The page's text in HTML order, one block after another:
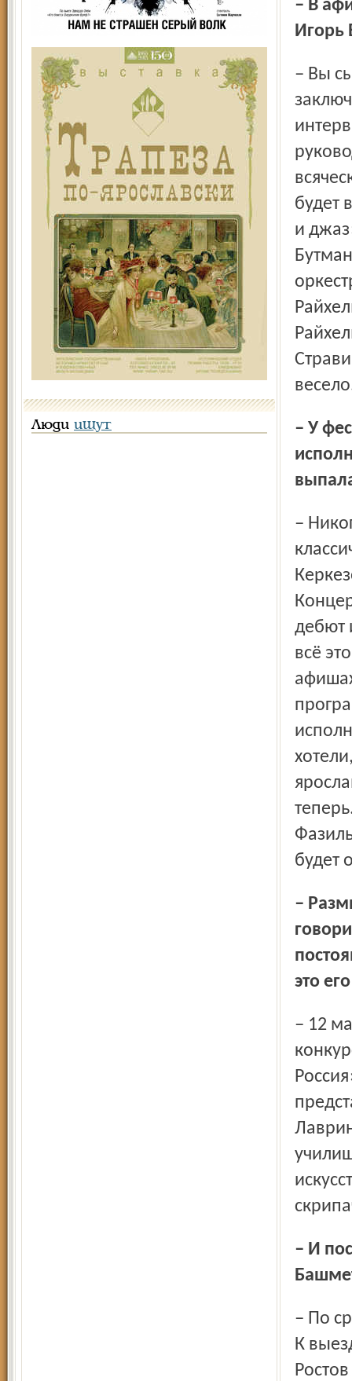
Люди ищут
– В афише есть ещё один лауреат премии Шостаковича –
Игорь
– Вы сыграли, опередив «на ход» своего собеседника. О
будет
и
– У фестиваля – международный статус. Кому из
– Никогда не играл в Ярославле один из немногих в мире
дебют
всё
будет
– Размышляя о развитии проекта, маэстро Башмет не раз
это
– 12 мая молодые музыканты Ярославля и лауреаты
– И последний вопрос – о географии IV фестиваля
– По сравнению с прошлым фестивалем она станет шире.
К